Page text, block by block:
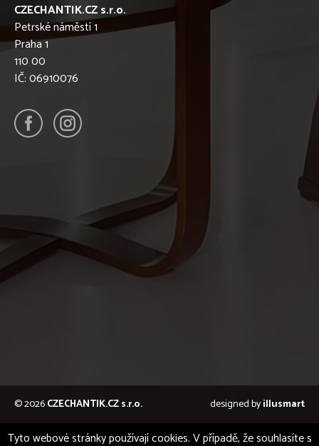
CZECHANTIK.CZ s.r.o.
Petrské náměstí 1
Praha 1
110 00
IČ: 06910076
© 2026CZECHANTIK.CZ s.r.o. designed byillusmart
Tyto webové stránky používají cookies. V případě, že souhlasíte s